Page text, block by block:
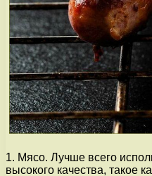
1. Мясо. Лучше всего
высокого качества, такое